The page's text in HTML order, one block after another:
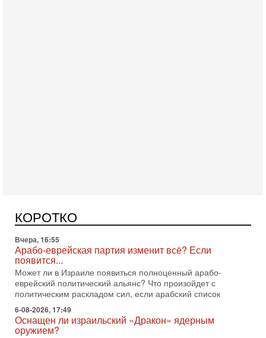
КОРОТКО
поворот: еврейский кандидат — на реальном месте в
списке одной из арабских партий. Причем речь идет
Вчера, 16:55
Арабо-еврейская партия изменит всё? Если
появится...
Может ли в Израиле появиться полноценный арабо-
еврейский политический альянс? Что произойдет с
политическим раскладом сил, если арабский список
6-08-2026, 17:49
Оснащен ли израильский «Дракон» ядерным
оружием?